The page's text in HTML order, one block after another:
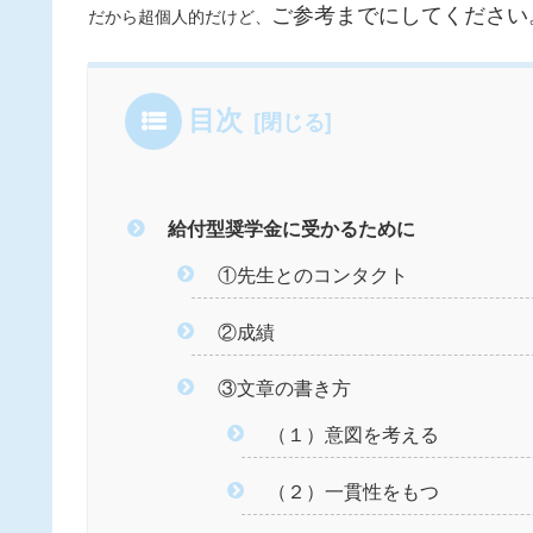
だから超個人的だけど、 ご参考までにしてくださ
目次
給付型奨学金に受かるために
①先生とのコンタクト
②成績
③文章の書き方
（１）意図を考える
（２）一貫性をもつ